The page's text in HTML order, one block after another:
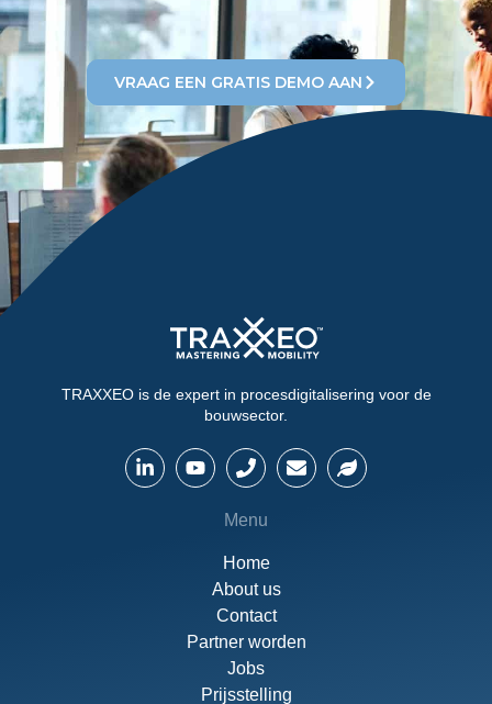
VRAAG EEN GRATIS DEMO AAN
TRAXXEO is de expert in procesdigitalisering voor de
bouwsector.
Menu
Home
About us
Contact
Partner worden
Jobs
Prijsstelling